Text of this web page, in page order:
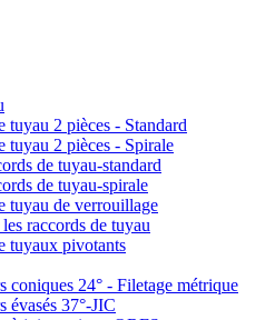
tuyau 2 pièces - Standard
tuyau 2 pièces - Spirale
de tuyau-standard
de tuyau-spirale
tuyau de verrouillage
raccords de tuyau
tuyaux pivotants
coniques 24° - Filetage métrique
évasés 37°-JIC